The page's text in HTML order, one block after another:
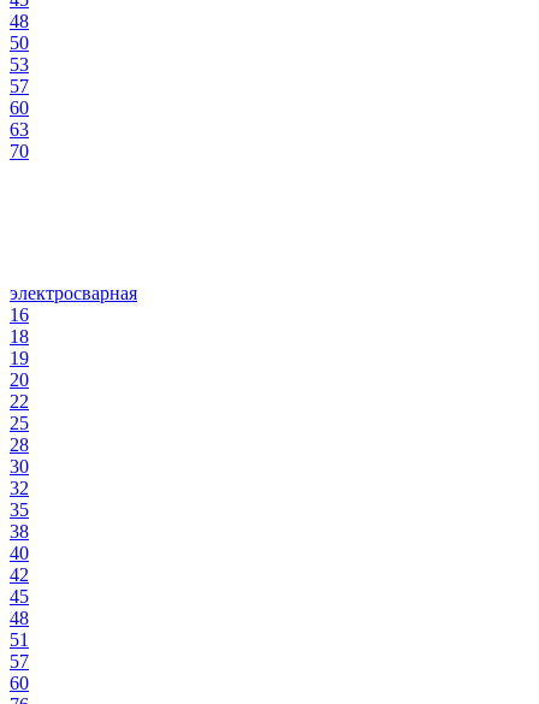
48
50
53
57
60
63
70
электросварная
16
18
19
20
22
25
28
30
32
35
38
40
42
45
48
51
57
60